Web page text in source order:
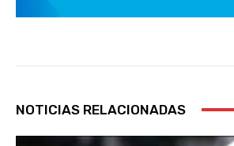
NOTICIAS RELACIONADAS